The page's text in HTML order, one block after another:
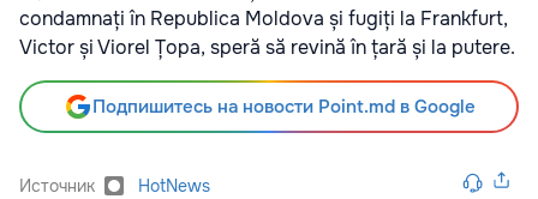
condamnați în Republica Moldova și fugiți la Frankfurt,
Victor și Viorel Țopa, speră să revină în țară și la putere.
Подпишитесь на новости Point.md в Google
Источник HotNews